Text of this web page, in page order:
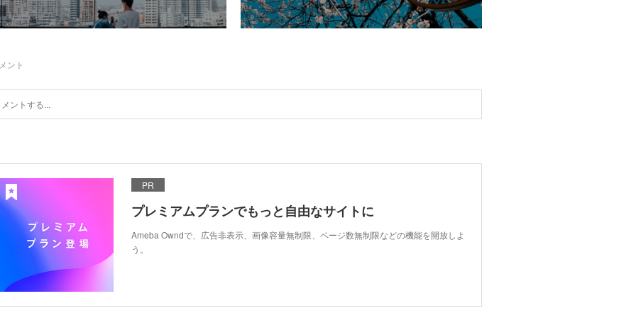
ント
PR
プレミアムプランでもっと自由なサイトに
Ameba Owndで、広告非表示、画像容量無制限、ページ数無制限などの機能を開放しよ
う。